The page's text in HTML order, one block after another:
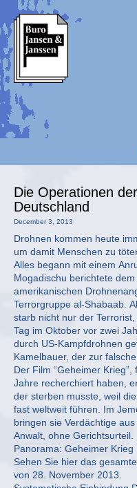
Die Operationen
Deutschland
December 3, 2013
Drohnen kommen heute
um damit Menschen zu
Alles begann mit einem
Mogadischu berichtete
amerikanischen
Terrorgruppe al-Shabaab.
starb nicht nur der
Tag im Oktober vor zwei
durch US-Kampfdrohnen
Kamelbauer, der zur
Der Film “Geheimer
Jahre recherchiert haben,
der sterben musste, weil
fast weltweit führen. Im
bringen sie Verdächtige
Anwalt, ohne Gerichtsurteil.
Panorama: Geheimer Krieg
Sehen Sie hier das
von 28. November 2013.